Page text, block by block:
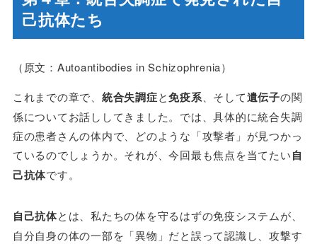
己抗体たち
（原文：Autoantibodies in Schizophrenia）
これまでの章で、 統合失調症と免疫系 、そして遺伝子の関
係についてお話ししてきました。では、具体的に統合失調
症の患者さんの体内で、どのような「攻撃者」が見つかっ
ているのでしょうか。それが、今回最も焦点を当てたい自
己抗体です。
自己抗体とは、私たちの体を守るはずの免疫システムが、
自分自身の体の一部を「異物」だと誤って認識し、攻撃す